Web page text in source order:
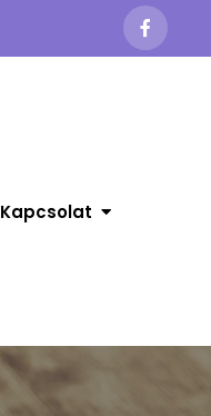
Kapcsolat